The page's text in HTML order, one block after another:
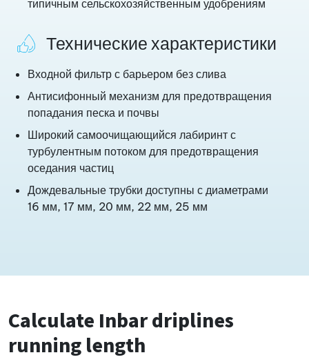
типичным сельскохозяйственным удобрениям
Технические характеристики
Входной фильтр с барьером без слива
Антисифонный механизм для предотвращения
попадания песка и почвы
Широкий самоочищающийся лабиринт с
турбулентным потоком для предотвращения
оседания частиц
Дождевальные трубки доступны с диаметрами
16 мм, 17 мм, 20 мм, 22 мм, 25 мм
Calculate Inbar driplines
running length